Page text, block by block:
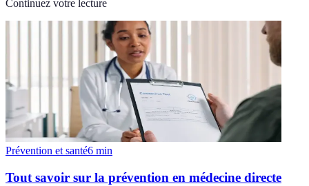
Continuez votre lecture
Prévention et santé6 min
Tout savoir sur la prévention en médecine directe